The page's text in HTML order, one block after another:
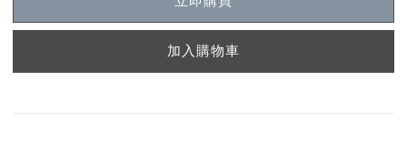
加入購物車